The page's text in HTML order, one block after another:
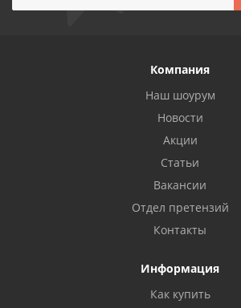
Компания
Наш шоурум
Новости
Акции
Статьи
Вакансии
Отдел претензий
Контакты
Информация
Как купить